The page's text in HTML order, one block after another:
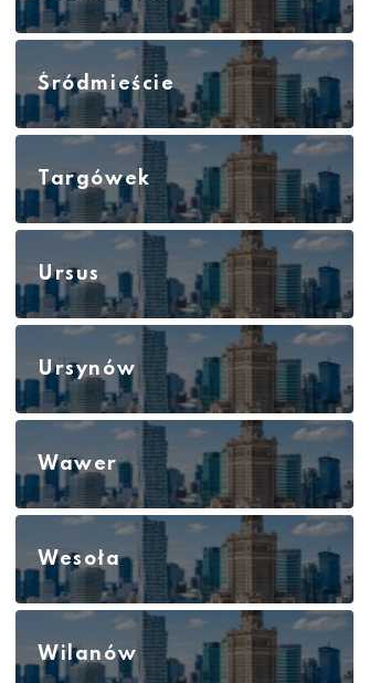
Śródmieście
Targówek
Ursus
Ursynów
Wawer
Wesoła
Wilanów